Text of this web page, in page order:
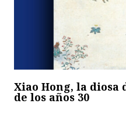
Xiao Hong, la
de los años 30